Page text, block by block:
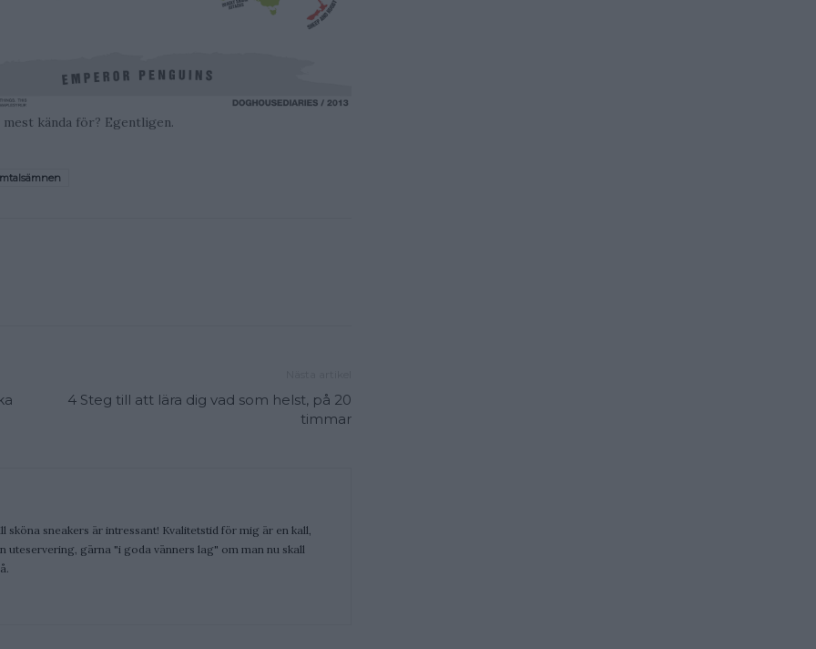
mest kända för? Egentligen.
4 Steg till att lära dig vad som helst, på 20
timmar
sköna sneakers är intressant! Kvalitetstid för mig är en kall,
uteservering, gärna "i goda vänners lag" om man nu skall